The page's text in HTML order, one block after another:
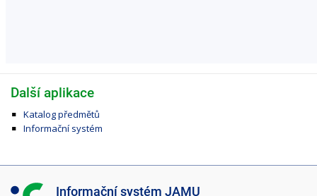
Další aplikace
Katalog předmětů
Informační systém
I Informační systém JAMU